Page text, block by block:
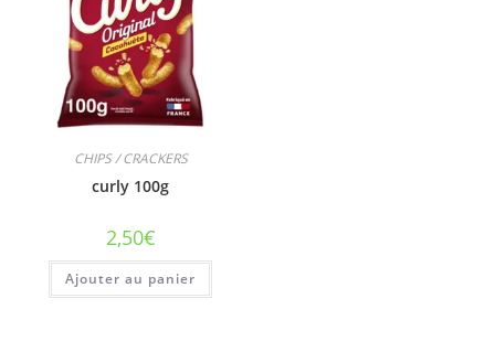
CHIPS / CRACKERS
curly 100g
2,50€
Ajouter au panier